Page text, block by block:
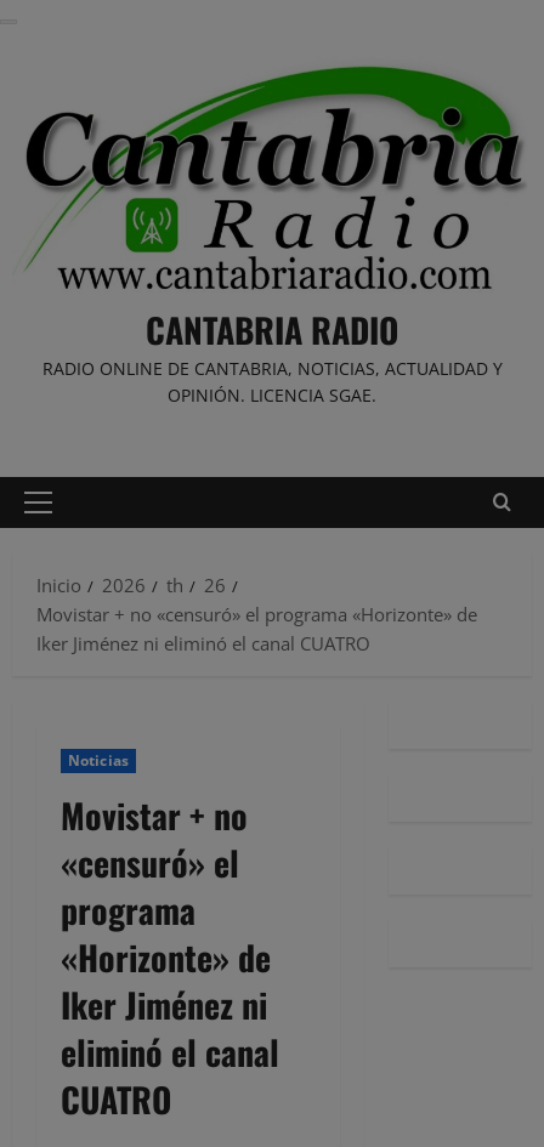
CANTABRIA RADIO
RADIO ONLINE DE CANTABRIA, NOTICIAS, ACTUALIDAD Y
OPINIÓN. LICENCIA SGAE.
Menú
Inicio
2026 th
26
Movistar + no «censuró» el programa «Horizonte» de
Iker Jiménez ni eliminó el canal CUATRO
Noticias
Movistar + no
«censuró» el
programa
«Horizonte» de
Iker Jiménez ni
eliminó el canal
CUATRO